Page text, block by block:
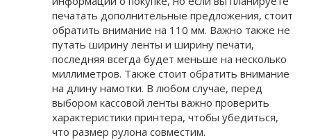
печатать дополнительные предложения, стоит
обратить внимание на 110 мм. Важно также не
путать ширину ленты и ширину печати,
последняя всегда будет меньше на несколько
миллиметров. Также стоит обратить внимание
на длину намотки. В любом случае, перед
выбором кассовой ленты важно проверить
характеристики принтера, чтобы убедиться,
что размер рулона совместим.